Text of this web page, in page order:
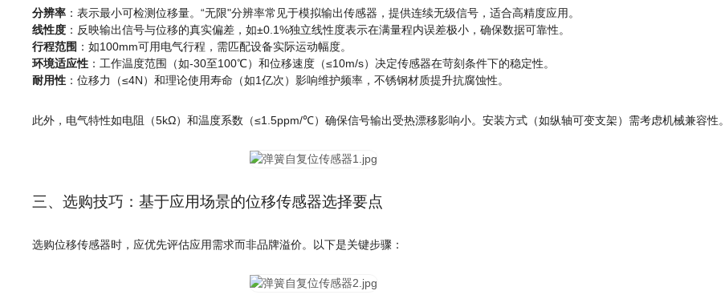
分辨率 ：表示最小可检测位移量。“无限"分辨率常见于模拟输出传感器，提供连续无级信号，适合高精度应用。
线性度 ：反映输出信号与位移的真实偏差，如±0.1%独立线性度表示在满量程内误差极小，确保数据可靠性。
行程范围 ：如100mm可用电气行程，需匹配设备实际运动幅度。
环境适应性 ：工作温度范围（如-30至100℃）和位移速度（≤10m/s）决定传感器在苛刻条件下的稳定性。
耐用性 ：位移力（≤4N）和理论使用寿命（如1亿次）影响维护频率，不锈钢材质提升抗腐蚀性。
此外，电气特性如电阻（5kΩ）和温度系数（≤1.5ppm/℃）确保信号输出受热漂移影响小。安装方式（如纵轴可变支架）需考虑机械兼容性。
三、选购技巧：基于应用场景的位移传感器选择要点
选购位移传感器时，应优先评估应用需求而非品牌溢价。以下是关键步骤：